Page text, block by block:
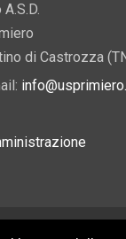
di Castrozza